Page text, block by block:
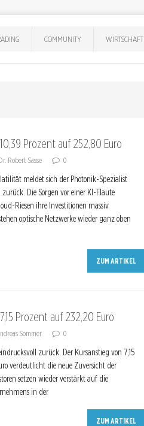
COMMUNITY WIRTSCHAFT
Prozent auf 252,80 Euro
Robert Sasse 0
meldet sich der Photonik-Spezialist
Die Sorgen vor einer KI-Flaute
Riesen ihre Investitionen massiv
optische Netzwerke wieder ganz oben
ZUM ARTIKEL
Prozent auf 232,20 Euro
Sommer 0
zurück. Der Kursanstieg von 7,15
verdeutlicht die neue Zuversicht der
setzen wieder verstärkt auf die
in der
ZUM ARTIKEL